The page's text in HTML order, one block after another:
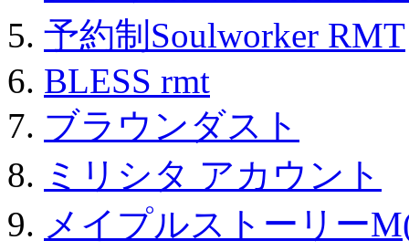
予約制Soulworker RMT
BLESS rmt
ブラウンダスト
ミリシタ アカウント
メイプルストーリー